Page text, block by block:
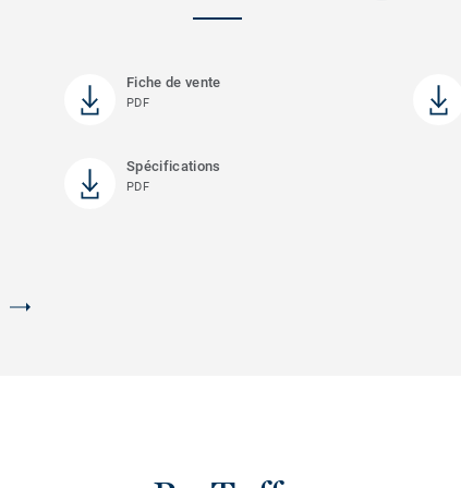
Fiche de vente
PDF
Spécifications
PDF